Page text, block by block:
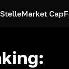
StelleMarket Cap